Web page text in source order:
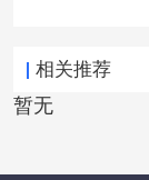
相关推荐
暂无